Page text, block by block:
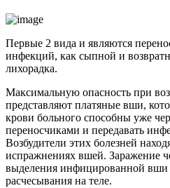
Первые 2 вида и являются
инфекций, как сыпной и
лихорадка.
Максимальную опасность при
представляют платяные вши,
крови больного способны уже
переносчиками и передавать
Возбудители этих болезней
испражнениях вшей. Заражение
выделения инфицированной вши
расчесывания на теле.